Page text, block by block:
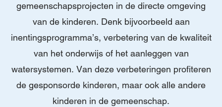
gemeenschapsprojecten in de directe omgeving
van de kinderen. Denk bijvoorbeeld aan
inentingsprogramma’s, verbetering van de kwaliteit
van het onderwijs of het aanleggen van
watersystemen. Van deze verbeteringen profiteren
de gesponsorde kinderen, maar ook alle andere
kinderen in de gemeenschap.